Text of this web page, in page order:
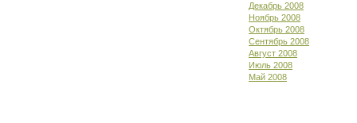
Декабрь 2008
Ноябрь 2008
Октябрь 2008
Сентябрь 2008
Август 2008
Июль 2008
Май 2008